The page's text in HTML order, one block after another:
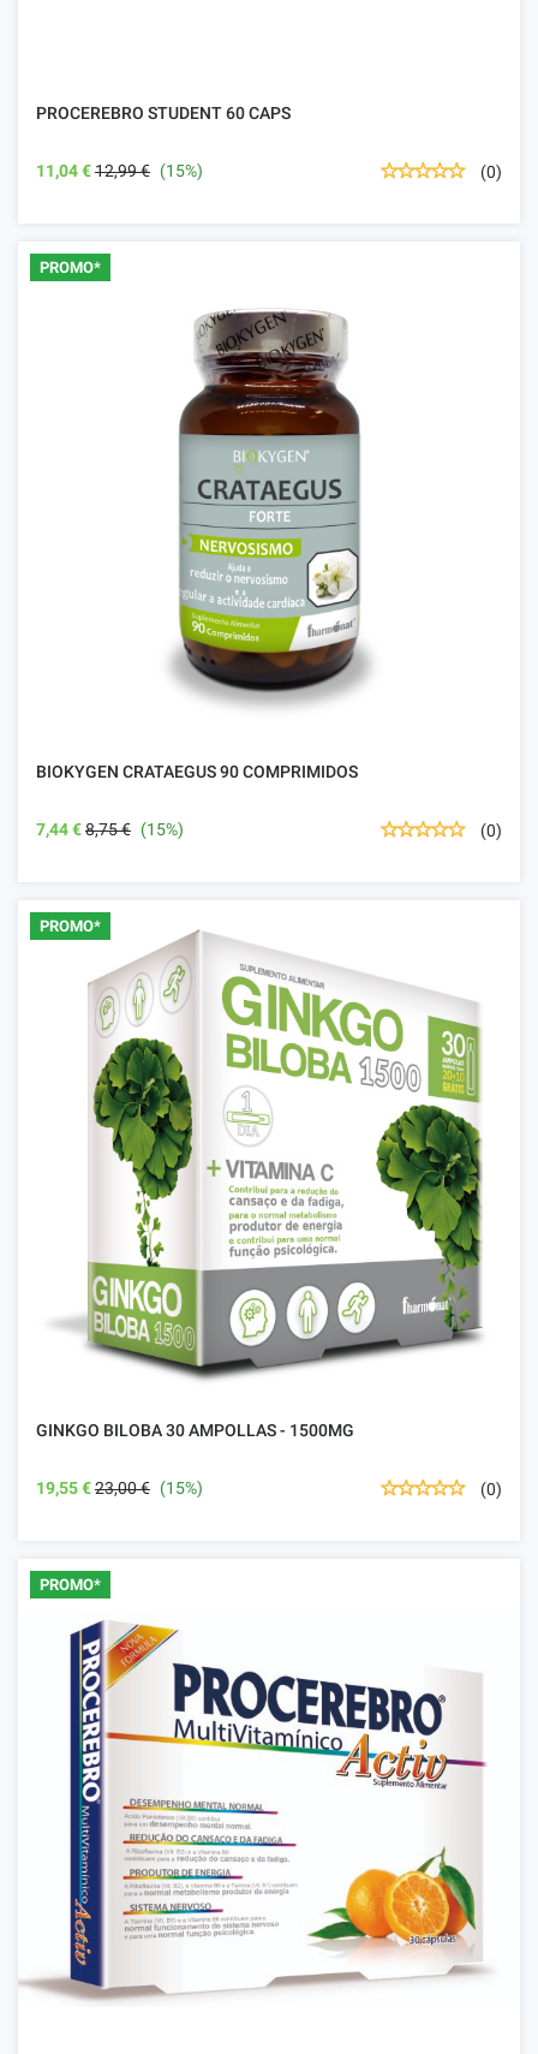
PROCEREBRO STUDENT 60 CAPS
11,04 €12,99 € (15%) (0)
PROMO*
BIOKYGEN CRATAEGUS 90 COMPRIMIDOS
7,44 €8,75 € (15%) (0)
PROMO*
GINKGO BILOBA 30 AMPOLLAS - 1500MG
19,55 €23,00 € (15%) (0)
PROMO*